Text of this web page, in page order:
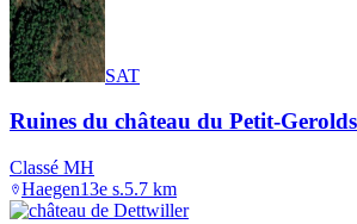
SAT
Ruines du château du Petit-
Classé MH
Haegen13e s.5.7 km